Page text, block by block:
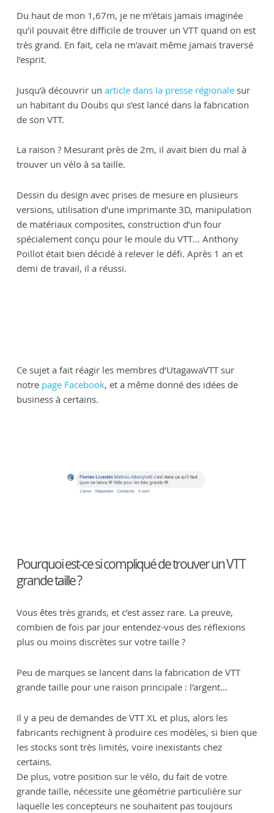
Du haut de mon 1,67m, je ne m’étais jamais imaginée
qu’il pouvait être difficile de trouver un VTT quand on est
très grand. En fait, cela ne m’avait même jamais traversé
l’esprit.
Jusqu’à découvrir un article dans la presse régionalesur
un habitant du Doubs qui s’est lancé dans la fabrication
de son VTT.
La raison ? Mesurant près de 2m, il avait bien du mal à
trouver un vélo à sa taille.
Dessin du design avec prises de mesure en plusieurs
versions, utilisation d’une imprimante 3D, manipulation
de matériaux composites, construction d’un four
spécialement conçu pour le moule du VTT… Anthony
Poillot était bien décidé à relever le défi. Après 1 an et
demi de travail, il a réussi.
Ce sujet a fait réagir les membres d’UtagawaVTT sur
notre page Facebook, et a même donné des idées de
business à certains.
Pourquoi est-ce si compliqué de trouver un VTT
grande taille ?
Vous êtes très grands, et c’est assez rare. La preuve,
combien de fois par jour entendez-vous des réflexions
plus ou moins discrètes sur votre taille ?
Peu de marques se lancent dans la fabrication de VTT
grande taille pour une raison principale : l’argent…
Il y a peu de demandes de VTT XL et plus, alors les
fabricants rechignent à produire ces modèles, si bien que
les stocks sont très limités, voire inexistants chez
certains.
De plus, votre position sur le vélo, du fait de votre
grande taille, nécessite une géométrie particulière sur
laquelle les concepteurs ne souhaitent pas toujours